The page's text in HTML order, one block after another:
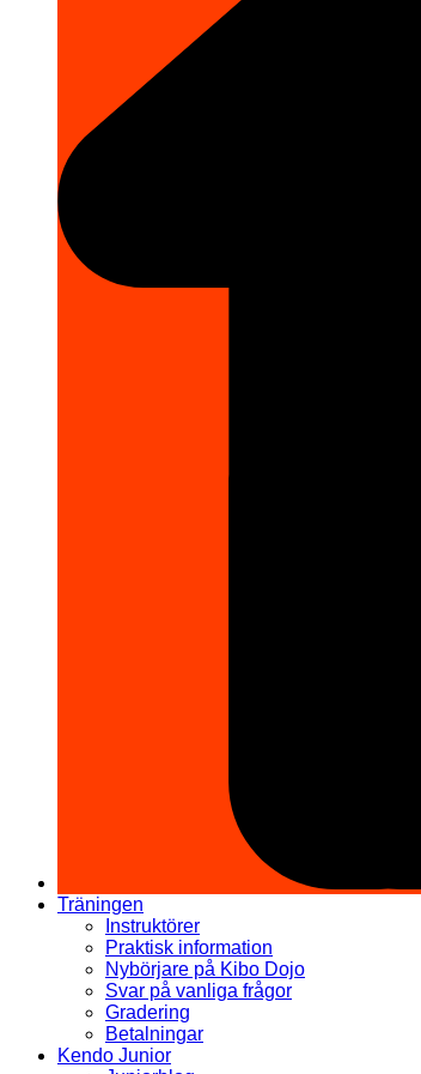
Träningen
Instruktörer
Praktisk information
Nybörjare på Kibo Dojo
Svar på vanliga frågor
Gradering
Betalningar
Kendo Junior